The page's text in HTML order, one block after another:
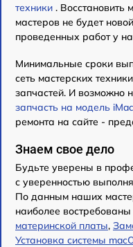
техники . Восстановить
мастеров не будет
проведенных работ у
Минимальные сроки
сеть мастерских
запчастей. И возможно
запчасть на модель
ремонта на сайте -
Знаем свое дело
Будьте уверены в
с уверенностью
По данным наших
наиболее
материнской платы,
Установка системы